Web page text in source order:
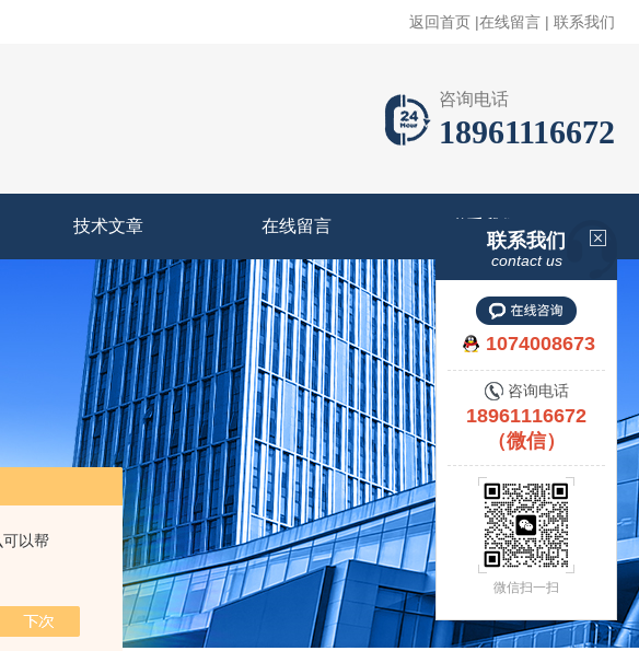
以帮
返回首页 |在线留言 | 联系我们
咨询电话
18961116672
技术文章 在线留言 联系我们
联系我们
contact us
1074008673
咨询电话
18961116672
（微信）
微信扫一扫